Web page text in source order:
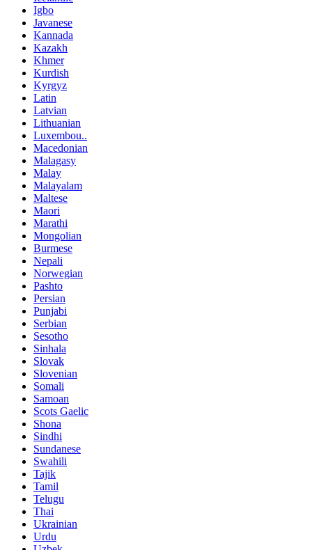
Igbo
Javanese
Kannada
Kazakh
Khmer
Kurdish
Kyrgyz
Latin
Latvian
Lithuanian
Luxembou..
Macedonian
Malagasy
Malay
Malayalam
Maltese
Maori
Marathi
Mongolian
Burmese
Nepali
Norwegian
Pashto
Persian
Punjabi
Serbian
Sesotho
Sinhala
Slovak
Slovenian
Somali
Samoan
Scots Gaelic
Shona
Sindhi
Sundanese
Swahili
Tajik
Tamil
Telugu
Thai
Ukrainian
Urdu